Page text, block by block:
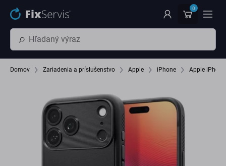
Preskočiť na hlavný obsah 0
Domov Zariadenia a príslušenstvo Apple iPhone Apple